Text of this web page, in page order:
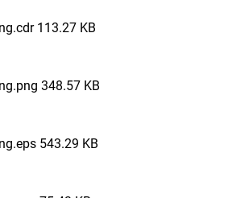
113.27 KB
348.57 KB
543.29 KB